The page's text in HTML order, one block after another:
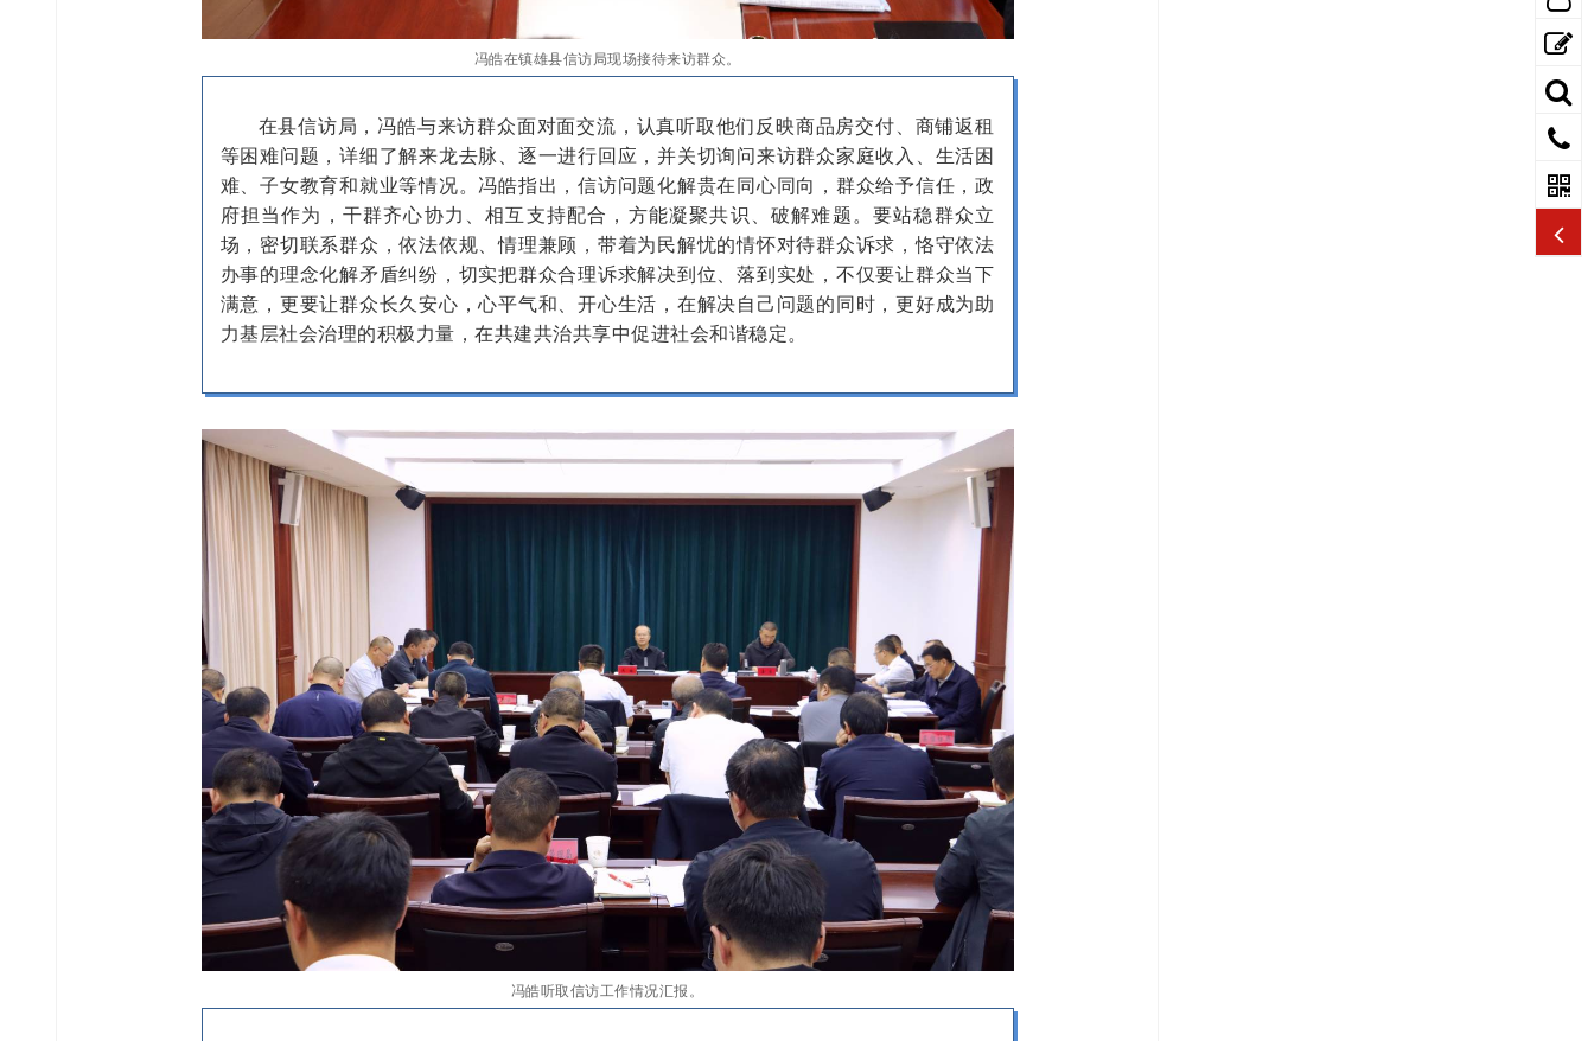
冯皓在镇雄县信访局现场接待来访群众。
在县信访局，冯皓与来访群众面对面交流，认真听取他们反映商品房交付、商铺返租
等困难问题，详细了解来龙去脉、逐一进行回应，并关切询问来访群众家庭收入、生活困
难、子女教育和就业等情况。冯皓指出，信访问题化解贵在同心同向，群众给予信任，政
府担当作为，干群齐心协力、相互支持配合，方能凝聚共识、破解难题。要站稳群众立
场，密切联系群众，依法依规、情理兼顾，带着为民解忧的情怀对待群众诉求，恪守依法
办事的理念化解矛盾纠纷，切实把群众合理诉求解决到位、落到实处，不仅要让群众当下
满意，更要让群众长久安心，心平气和、开心生活，在解决自己问题的同时，更好成为助
力基层社会治理的积极力量，在共建共治共享中促进社会和谐稳定。
冯皓听取信访工作情况汇报。